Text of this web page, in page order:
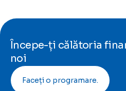
Începe-ți călătoria
noi
Faceți o programare.